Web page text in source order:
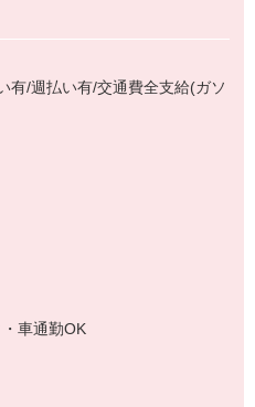
問題なし！
◎
しさは基本的にありません！
組める環境です♪
/週払い有/交通費全支給(ガソ
車通勤OK